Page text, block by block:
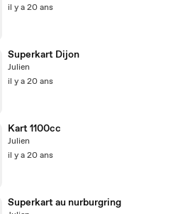
il y a 20 ans
Superkart Dijon
Julien
il y a 20 ans
Kart 1100cc
Julien
il y a 20 ans
Superkart au nurburgring